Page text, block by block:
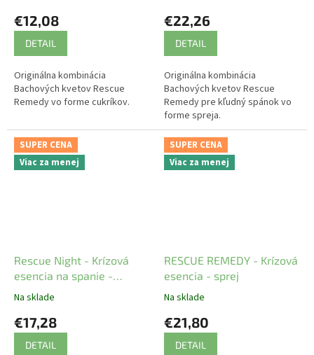
€12,08
DETAIL
Originálna kombinácia
Bachových kvetov Rescue
Remedy vo forme cukríkov.
€22,26
DETAIL
Originálna kombinácia
Bachových kvetov Rescue
Remedy pre kľudný spánok vo
forme spreja.
SUPER CENA
Viac za menej
Rescue Night - Krízová
esencia na spanie -
kvapky
Na sklade
€17,28
DETAIL
SUPER CENA
Viac za menej
RESCUE REMEDY - Krízová
esencia - sprej
Na sklade
€21,80
DETAIL